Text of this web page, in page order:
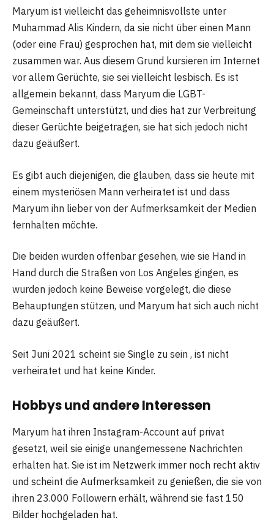
Maryum ist vielleicht das geheimnisvollste unter
Muhammad Alis Kindern, da sie nicht über einen Mann
(oder eine Frau) gesprochen hat, mit dem sie vielleicht
zusammen war. Aus diesem Grund kursieren im Internet
vor allem Gerüchte, sie sei vielleicht lesbisch. Es ist
allgemein bekannt, dass Maryum die LGBT-
Gemeinschaft unterstützt, und dies hat zur Verbreitung
dieser Gerüchte beigetragen, sie hat sich jedoch nicht
dazu geäußert.
Es gibt auch diejenigen, die glauben, dass sie heute mit
einem mysteriösen Mann verheiratet ist und dass
Maryum ihn lieber von der Aufmerksamkeit der Medien
fernhalten möchte.
Die beiden wurden offenbar gesehen, wie sie Hand in
Hand durch die Straßen von Los Angeles gingen, es
wurden jedoch keine Beweise vorgelegt, die diese
Behauptungen stützen, und Maryum hat sich auch nicht
dazu geäußert.
Seit Juni 2021 scheint sie Single zu sein , ist nicht
verheiratet und hat keine Kinder.
Hobbys und andere Interessen
Maryum hat ihren Instagram-Account auf privat
gesetzt, weil sie einige unangemessene Nachrichten
erhalten hat. Sie ist im Netzwerk immer noch recht aktiv
und scheint die Aufmerksamkeit zu genießen, die sie von
ihren 23.000 Followern erhält, während sie fast 150
Bilder hochgeladen hat.